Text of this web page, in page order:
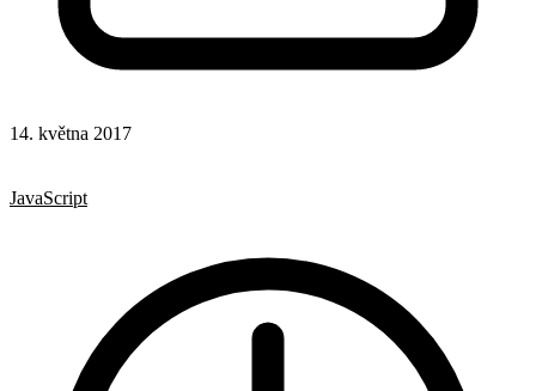
14. května 2017
JavaScript